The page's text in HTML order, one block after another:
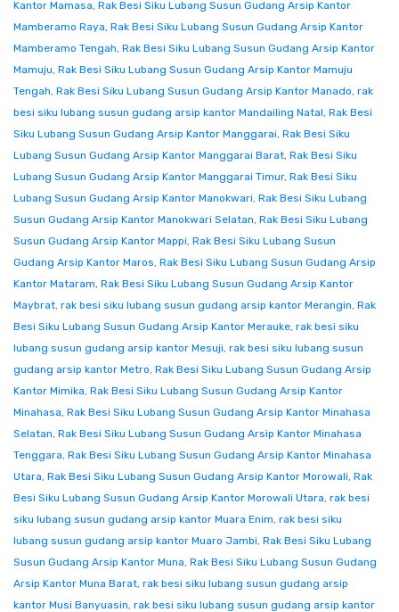
Kantor Mamasa, Rak Besi Siku Lubang Susun Gudang Arsip Kantor
Mamberamo Raya, Rak Besi Siku Lubang Susun Gudang Arsip Kantor
Mamberamo Tengah, Rak Besi Siku Lubang Susun Gudang Arsip Kantor
Mamuju, Rak Besi Siku Lubang Susun Gudang Arsip Kantor Mamuju
Tengah, Rak Besi Siku Lubang Susun Gudang Arsip Kantor Manado, rak
besi siku lubang susun gudang arsip kantor Mandailing Natal, Rak Besi
Siku Lubang Susun Gudang Arsip Kantor Manggarai, Rak Besi Siku
Lubang Susun Gudang Arsip Kantor Manggarai Barat, Rak Besi Siku
Lubang Susun Gudang Arsip Kantor Manggarai Timur, Rak Besi Siku
Lubang Susun Gudang Arsip Kantor Manokwari, Rak Besi Siku Lubang
Susun Gudang Arsip Kantor Manokwari Selatan, Rak Besi Siku Lubang
Susun Gudang Arsip Kantor Mappi, Rak Besi Siku Lubang Susun
Gudang Arsip Kantor Maros, Rak Besi Siku Lubang Susun Gudang Arsip
Kantor Mataram, Rak Besi Siku Lubang Susun Gudang Arsip Kantor
Maybrat, rak besi siku lubang susun gudang arsip kantor Merangin, Rak
Besi Siku Lubang Susun Gudang Arsip Kantor Merauke, rak besi siku
lubang susun gudang arsip kantor Mesuji, rak besi siku lubang susun
gudang arsip kantor Metro, Rak Besi Siku Lubang Susun Gudang Arsip
Kantor Mimika, Rak Besi Siku Lubang Susun Gudang Arsip Kantor
Minahasa, Rak Besi Siku Lubang Susun Gudang Arsip Kantor Minahasa
Selatan, Rak Besi Siku Lubang Susun Gudang Arsip Kantor Minahasa
Tenggara, Rak Besi Siku Lubang Susun Gudang Arsip Kantor Minahasa
Utara, Rak Besi Siku Lubang Susun Gudang Arsip Kantor Morowali, Rak
Besi Siku Lubang Susun Gudang Arsip Kantor Morowali Utara, rak besi
siku lubang susun gudang arsip kantor Muara Enim, rak besi siku
lubang susun gudang arsip kantor Muaro Jambi, Rak Besi Siku Lubang
Susun Gudang Arsip Kantor Muna, Rak Besi Siku Lubang Susun Gudang
Arsip Kantor Muna Barat, rak besi siku lubang susun gudang arsip
kantor Musi Banyuasin, rak besi siku lubang susun gudang arsip kantor